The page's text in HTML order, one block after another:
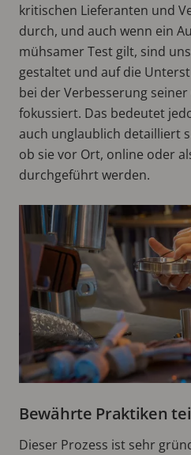
kritischen Lieferanten und
durch, und auch wenn ein
mühsamer Test gilt, sind
gestaltet und auf die
bei der Verbesserung
fokussiert. Das bedeutet
auch unglaublich detailliert
ob sie vor Ort, online oder
durchgeführt werden.
Bewährte Praktiken
Dieser Prozess ist sehr